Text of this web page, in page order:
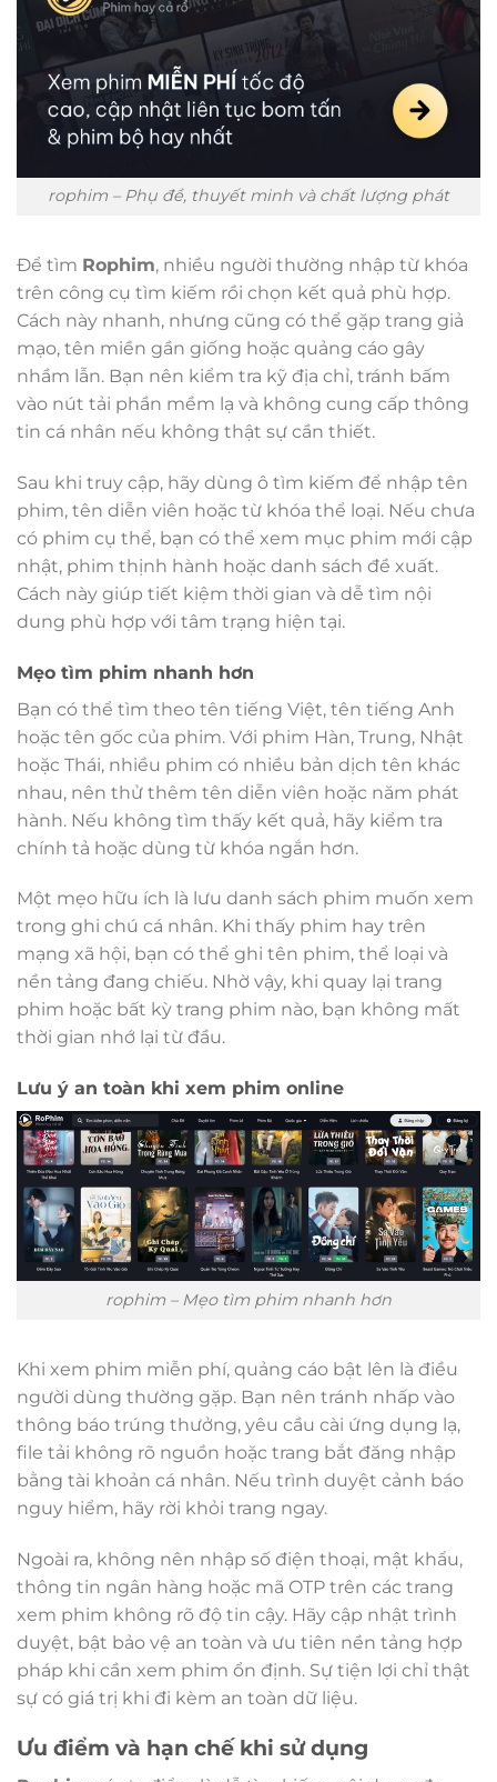
rophim – Phụ đề, thuyết minh và chất lượng phát
Để tìm Rophim, nhiều người thường nhập từ khóa
trên công cụ tìm kiếm rồi chọn kết quả phù hợp.
Cách này nhanh, nhưng cũng có thể gặp trang giả
mạo, tên miền gần giống hoặc quảng cáo gây
nhầm lẫn. Bạn nên kiểm tra kỹ địa chỉ, tránh bấm
vào nút tải phần mềm lạ và không cung cấp thông
tin cá nhân nếu không thật sự cần thiết.
Sau khi truy cập, hãy dùng ô tìm kiếm để nhập tên
phim, tên diễn viên hoặc từ khóa thể loại. Nếu chưa
có phim cụ thể, bạn có thể xem mục phim mới cập
nhật, phim thịnh hành hoặc danh sách đề xuất.
Cách này giúp tiết kiệm thời gian và dễ tìm nội
dung phù hợp với tâm trạng hiện tại.
Mẹo tìm phim nhanh hơn
Bạn có thể tìm theo tên tiếng Việt, tên tiếng Anh
hoặc tên gốc của phim. Với phim Hàn, Trung, Nhật
hoặc Thái, nhiều phim có nhiều bản dịch tên khác
nhau, nên thử thêm tên diễn viên hoặc năm phát
hành. Nếu không tìm thấy kết quả, hãy kiểm tra
chính tả hoặc dùng từ khóa ngắn hơn.
Một mẹo hữu ích là lưu danh sách phim muốn xem
trong ghi chú cá nhân. Khi thấy phim hay trên
mạng xã hội, bạn có thể ghi tên phim, thể loại và
nền tảng đang chiếu. Nhờ vậy, khi quay lại trang
phim hoặc bất kỳ trang phim nào, bạn không mất
thời gian nhớ lại từ đầu.
Lưu ý an toàn khi xem phim online
rophim – Mẹo tìm phim nhanh hơn
Khi xem phim miễn phí, quảng cáo bật lên là điều
người dùng thường gặp. Bạn nên tránh nhấp vào
thông báo trúng thưởng, yêu cầu cài ứng dụng lạ,
file tải không rõ nguồn hoặc trang bắt đăng nhập
bằng tài khoản cá nhân. Nếu trình duyệt cảnh báo
nguy hiểm, hãy rời khỏi trang ngay.
Ngoài ra, không nên nhập số điện thoại, mật khẩu,
thông tin ngân hàng hoặc mã OTP trên các trang
xem phim không rõ độ tin cậy. Hãy cập nhật trình
duyệt, bật bảo vệ an toàn và ưu tiên nền tảng hợp
pháp khi cần xem phim ổn định. Sự tiện lợi chỉ thật
sự có giá trị khi đi kèm an toàn dữ liệu.
Ưu điểm và hạn chế khi sử dụng